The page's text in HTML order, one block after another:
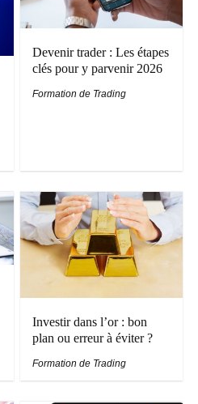
Devenir trader : Les étapes
clés pour y parvenir 2026
Formation de Trading
Investir dans l’or : bon
plan ou erreur à éviter ?
Formation de Trading